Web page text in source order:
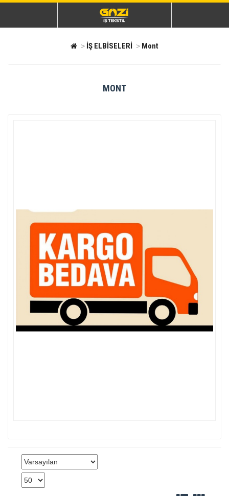
İŞ ELBİSELERİ Mont
MONT